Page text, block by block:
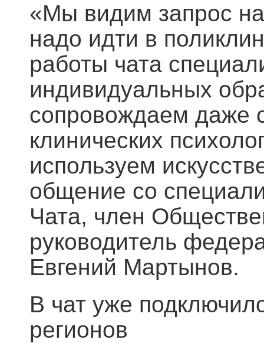
«Мы видим запрос
надо идти в
работы чата
индивидуальных
сопровождаем даже
клинических
используем
общение со
Чата, член
руководитель
Евгений Мартынов.
В чат уже
регионов